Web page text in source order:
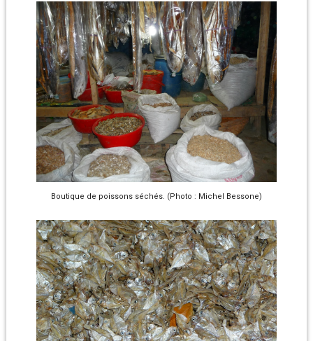
Boutique de poissons séchés. (Photo : Michel Bessone)